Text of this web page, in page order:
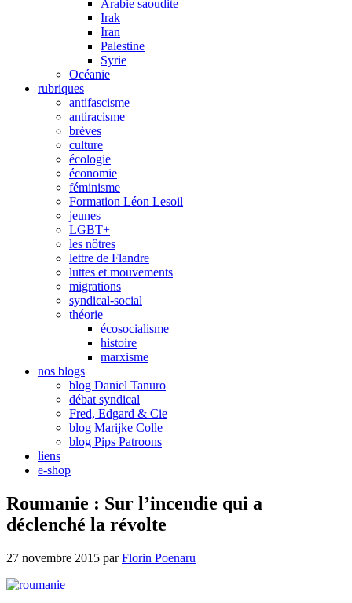
Arabie saoudite
Irak
Iran
Palestine
Syrie
Océanie
rubriques
antifascisme
antiracisme
brèves
culture
écologie
économie
féminisme
Formation Léon Lesoil
jeunes
LGBT+
les nôtres
lettre de Flandre
luttes et mouvements
migrations
syndical-social
théorie
écosocialisme
histoire
marxisme
nos blogs
blog Daniel Tanuro
débat syndical
Fred, Edgard & Cie
blog Marijke Colle
blog Pips Patroons
liens
e-shop
Roumanie : Sur l’incendie qui a
déclenché la révolte
27 novembre 2015 parFlorin Poenaru